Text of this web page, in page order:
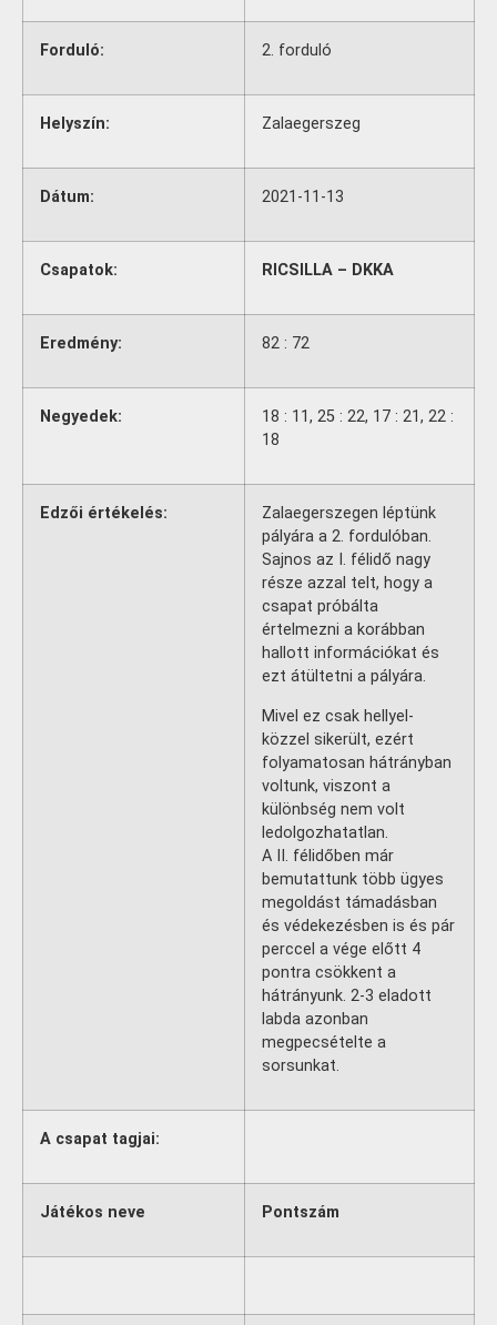
Forduló: 2. forduló
Helyszín: Zalaegerszeg
Dátum: 2021-11-13
Csapatok: RICSILLA – DKKA
Eredmény: 82 : 72
Negyedek:
18 : 11, 25 : 22, 17 : 21, 22 :
18
Edzői értékelés:
Zalaegerszegen léptünk
pályára a 2. fordulóban.
Sajnos az I. félidő nagy
része azzal telt, hogy a
csapat próbálta
értelmezni a korábban
hallott információkat és
ezt átültetni a pályára.
Mivel ez csak hellyel-
közzel sikerült, ezért
folyamatosan hátrányban
voltunk, viszont a
különbség nem volt
ledolgozhatatlan.
A II. félidőben már
bemutattunk több ügyes
megoldást támadásban
és védekezésben is és pár
perccel a vége előtt 4
pontra csökkent a
hátrányunk. 2-3 eladott
labda azonban
megpecsételte a
sorsunkat.
A csapat tagjai:
Játékos neve Pontszám